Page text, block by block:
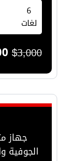
6
لغات
$3,000
جهاز
الجوفية